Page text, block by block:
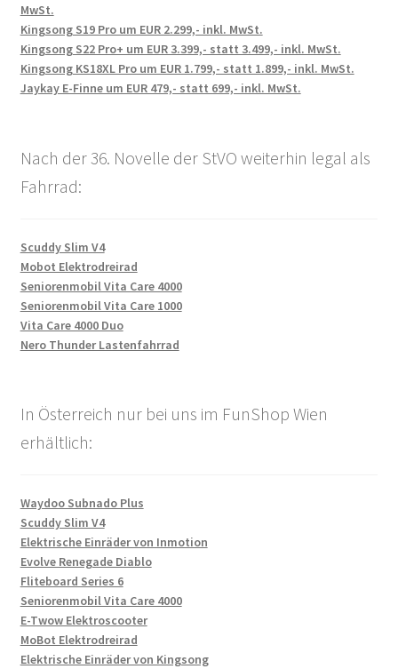
MwSt.
Kingsong S19 Pro um EUR 2.299,- inkl. MwSt.
Kingsong S22 Pro+ um EUR 3.399,- statt 3.499,- inkl. MwSt.
Kingsong KS18XL Pro um EUR 1.799,- statt 1.899,- inkl. MwSt.
Jaykay E-Finne um EUR 479,- statt 699,- inkl. MwSt.
Nach der 36. Novelle der StVO weiterhin legal als
Fahrrad:
Scuddy Slim V4
Mobot Elektrodreirad
Seniorenmobil Vita Care 4000
Seniorenmobil Vita Care 1000
Vita Care 4000 Duo
Nero Thunder Lastenfahrrad
In Österreich nur bei uns im FunShop Wien
erhältlich:
Waydoo Subnado Plus
Scuddy Slim V4
Elektrische Einräder von Inmotion
Evolve Renegade Diablo
Fliteboard Series 6
Seniorenmobil Vita Care 4000
E-Twow Elektroscooter
MoBot Elektrodreirad
Elektrische Einräder von Kingsong